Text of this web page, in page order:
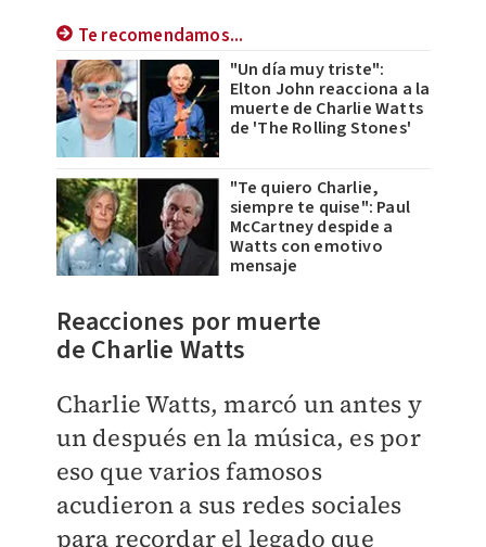
Te recomendamos...
"Un día muy triste":
Elton John reacciona a la
muerte de Charlie Watts
de 'The Rolling Stones'
"Te quiero Charlie,
siempre te quise": Paul
McCartney despide a
Watts con emotivo
mensaje
Reacciones por muerte
de Charlie Watts
Charlie Watts, marcó un antes y
un después en la música, es por
eso que varios famosos
acudieron a sus redes sociales
para recordar el legado que